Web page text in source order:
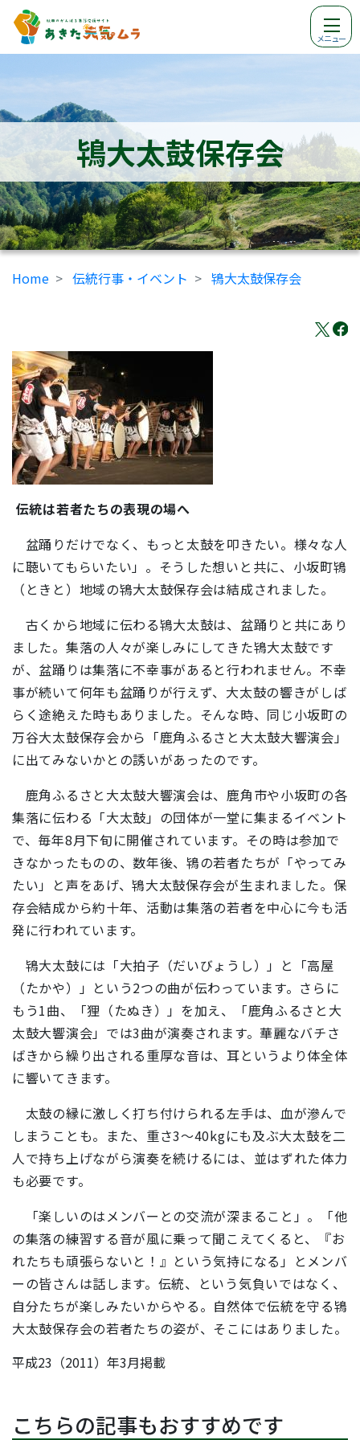
メニュー
鴇大太鼓保存会
Home 伝統行事・イベント 鴇大太鼓保存会
伝統は若者たちの表現の場へ
盆踊りだけでなく、もっと太鼓を叩きたい。様々な人
に聴いてもらいたい」。そうした想いと共に、小坂町鴇
（ときと）地域の鴇大太鼓保存会は結成されました。
古くから地域に伝わる鴇大太鼓は、盆踊りと共にあり
ました。集落の人々が楽しみにしてきた鴇大太鼓です
が、盆踊りは集落に不幸事があると行われません。不幸
事が続いて何年も盆踊りが行えず、大太鼓の響きがしば
らく途絶えた時もありました。そんな時、同じ小坂町の
万谷大太鼓保存会から「鹿角ふるさと大太鼓大響演会」
に出てみないかとの誘いがあったのです。
鹿角ふるさと大太鼓大響演会は、鹿角市や小坂町の各
集落に伝わる「大太鼓」の団体が一堂に集まるイベント
で、毎年8月下旬に開催されています。その時は参加で
きなかったものの、数年後、鴇の若者たちが「やってみ
たい」と声をあげ、鴇大太鼓保存会が生まれました。保
存会結成から約十年、活動は集落の若者を中心に今も活
発に行われています。
鴇大太鼓には「大拍子（だいびょうし）」と「高屋
（たかや）」という2つの曲が伝わっています。さらに
もう1曲、「狸（たぬき）」を加え、「鹿角ふるさと大
太鼓大響演会」では3曲が演奏されます。華麗なバチさ
ばきから繰り出される重厚な音は、耳というより体全体
に響いてきます。
太鼓の縁に激しく打ち付けられる左手は、血が滲んで
しまうことも。また、重さ3～40kgにも及ぶ大太鼓を二
人で持ち上げながら演奏を続けるには、並はずれた体力
も必要です。
「楽しいのはメンバーとの交流が深まること」。「他
の集落の練習する音が風に乗って聞こえてくると、『お
れたちも頑張らないと！』という気持になる」とメンバ
ーの皆さんは話します。伝統、という気負いではなく、
自分たちが楽しみたいからやる。自然体で伝統を守る鴇
大太鼓保存会の若者たちの姿が、そこにはありました。
平成23（2011）年3月掲載
こちらの記事もおすすめです